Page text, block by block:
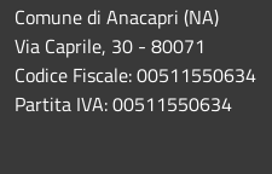
Comune di Anacapri (NA)
Via Caprile, 30 - 80071
Codice Fiscale: 00511550634
Partita IVA: 00511550634